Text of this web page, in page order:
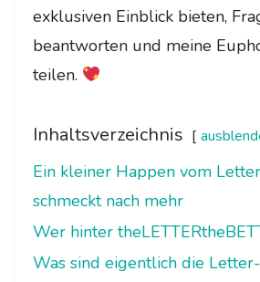
exklusiven Einblick bieten,
beantworten und meine
teilen.
Inhaltsverzeichnis
Ein kleiner Happen vom
schmeckt nach mehr
Wer hinter
Was sind eigentlich die